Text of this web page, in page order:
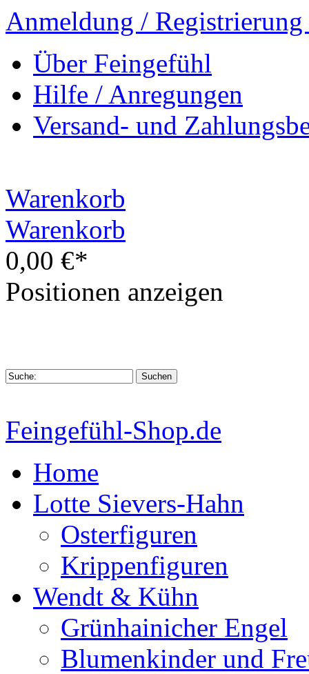
Anmeldung / Registrierung
Über Feingefühl
Hilfe / Anregungen
Versand- und
Warenkorb
Warenkorb
0,00 €*
Positionen anzeigen
Feingefühl-Shop.de
Home
Lotte Sievers-Hahn
Osterfiguren
Krippenfiguren
Wendt & Kühn
Grünhainicher Engel
Blumenkinder und